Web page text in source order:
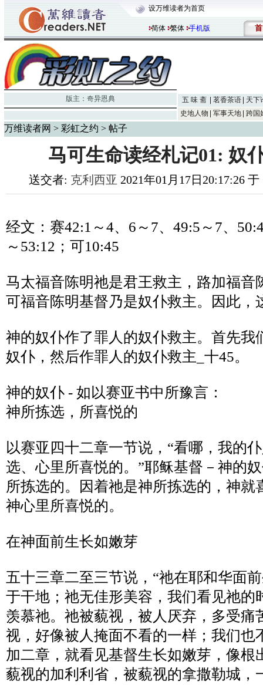
设万维读者为首页
简体 繁体 手机版 首
版主： 奇异恩典 五 味 斋 茗香茶语
天下
史地人物
军事天地 跨国
万维读者网 > 彩虹之约 > 帖子
马可生命读经札记01: 奴
送交者: 克利西亚 2021年01月17日20:17:26
经文：赛42:1 ～4、 6 ～ 7、 49:5 ～ 7、
～ 53:12 ；可10:45
马太福音陈明祂是君王救主，路加福音
可福音陈明基督乃是奴仆救主。因此，
神的奴仆作了罪人的奴仆救主。首先我
奴仆，然后作罪人的奴仆救主_十45。
神的奴仆 - 如以赛亚书中所豫言：
神所拣选，所喜悦的
以赛亚四十二章一节说， “看哪，我的
选、心里所喜悦的。 ”耶稣基督－神的
所拣选的。因着祂是神所拣选的，神就
神心里所喜悦的。
在神面前生长如嫩芽
五十三章二至三节说， “祂在耶和华面
于干地；祂无佳形美容，我们看见祂的
羡慕祂。祂被藐视，被人厌弃，多受痛
视，好像被人掩面不看的一样；我们也
加二章，就看见基督生长如嫩芽，像根
藐视的加利利省，被藐视的拿撒勒城，